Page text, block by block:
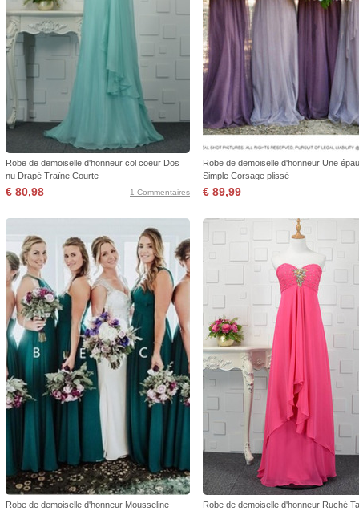
Robe de demoiselle d'honneur col coeur Dos
nu Drapé Traîne Courte
€ 80,98 1 Commentaires
Robe de demoiselle d'honneur Une
Simple Corsage plissé
€ 89,99
Robe de demoiselle d'honneur Mousseline
Robe de demoiselle d'honneur Ruché